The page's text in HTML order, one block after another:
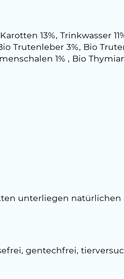
13%, Trinkwasser
Trutenleber 3%, Bio
1% , Bio
unterliegen natürlichen
gentechfrei,